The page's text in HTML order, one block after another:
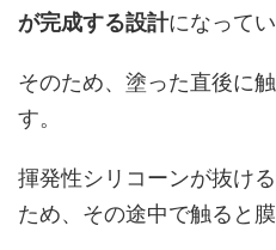
が完成する設計になってい
そのため、塗った直後に
す。
揮発性シリコーンが抜け
ため、その途中で触ると